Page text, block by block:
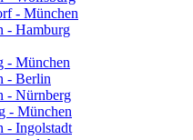
- München
- Hamburg
- München
- Berlin
- Nürnberg
- München
- Ingolstadt